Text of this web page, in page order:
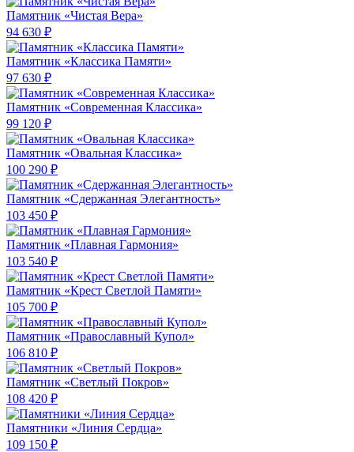
Памятник «Чистая Вера»
94 630 ₽
Памятник «Классика Памяти»
97 630 ₽
Памятник «Современная Классика»
99 120 ₽
Памятник «Овальная Классика»
100 290 ₽
Памятник «Сдержанная Элегантность»
103 450 ₽
Памятник «Плавная Гармония»
103 540 ₽
Памятник «Крест Светлой Памяти»
105 700 ₽
Памятник «Православный Купол»
106 810 ₽
Памятник «Светлый Покров»
108 420 ₽
Памятники «Линия Сердца»
109 150 ₽